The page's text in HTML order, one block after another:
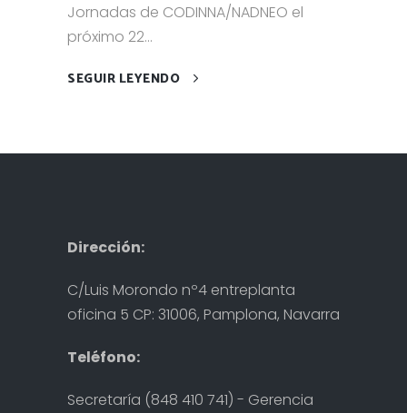
Jornadas de CODINNA/NADNEO el
próximo 22...
SEGUIR LEYENDO
Dirección:
C/Luis Morondo nº4 entreplanta
oficina 5 CP: 31006, Pamplona, Navarra
Teléfono:
Secretaría (848 410 741) - Gerencia